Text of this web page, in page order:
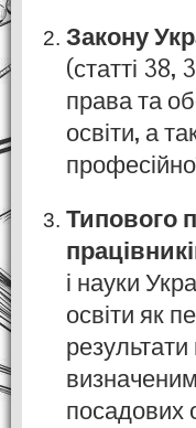
Закону
(статті 38,
права та
освіти, а
Типового
і науки
освіти як
посадових